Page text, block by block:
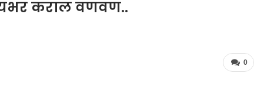
कराल वणवण..
0